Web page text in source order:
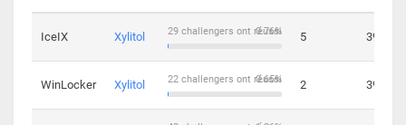
IceIX Xylitol 0.76%
29 challengers ont réussi 5 39
WinLocker Xylitol 0.65%
22 challengers ont réussi 2 39